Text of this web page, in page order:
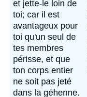
et jette-le loin de
toi; car il est
avantageux pour
toi qu'un seul de
tes membres
périsse, et que
ton corps entier
ne soit pas jeté
dans la géhenne.